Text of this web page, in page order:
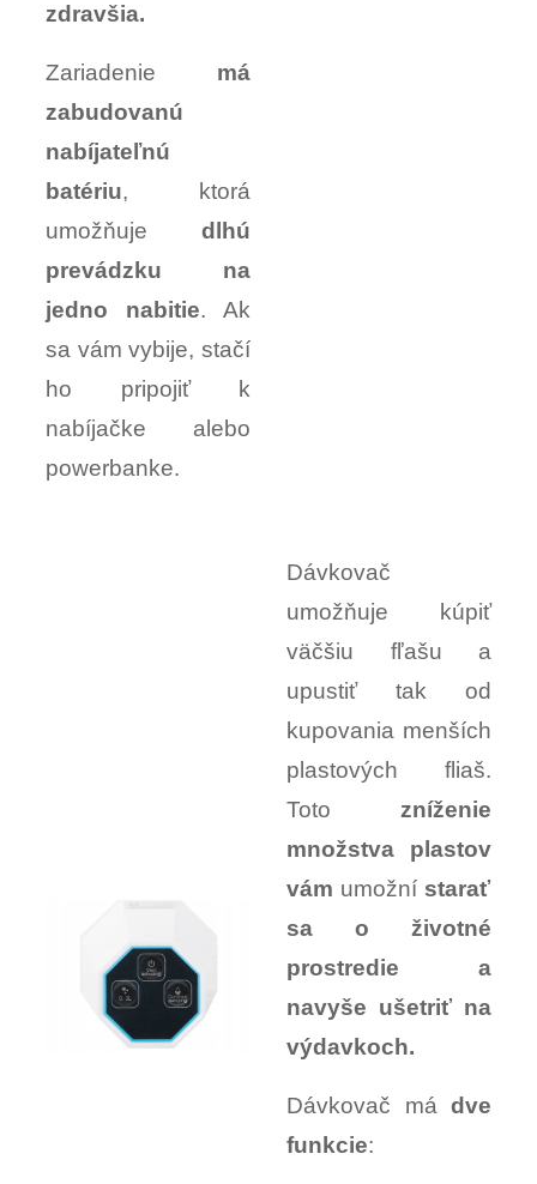
zdravšia.
Zariadenie má
zabudovanú
nabíjateľnú
batériu, ktorá
umožňuje dlhú
prevádzku na
jedno nabitie. Ak
sa vám vybije, stačí
ho pripojiť k
nabíjačke alebo
powerbanke.
Dávkovač
umožňuje kúpiť
väčšiu fľašu a
upustiť tak od
kupovania menších
plastových fliaš.
Toto zníženie
množstva plastov
vám umožní starať
sa o životné
prostredie a
navyše ušetriť na
výdavkoch.
Dávkovač má dve
funkcie: